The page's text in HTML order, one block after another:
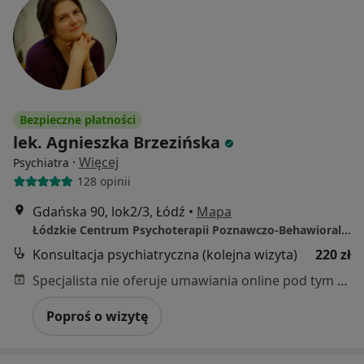
Bezpieczne płatności
lek. Agnieszka Brzezińska
Psychiatra · Więcej
128 opinii
Gdańska 90, lok2/3, Łódź • Mapa
Łódzkie Centrum Psychoterapii Poznawczo-Behawioralnej "Ostoja"
Konsultacja psychiatryczna (kolejna wizyta)
220 zł
Specjalista nie oferuje umawiania online pod tym adresem.
Poproś o wizytę